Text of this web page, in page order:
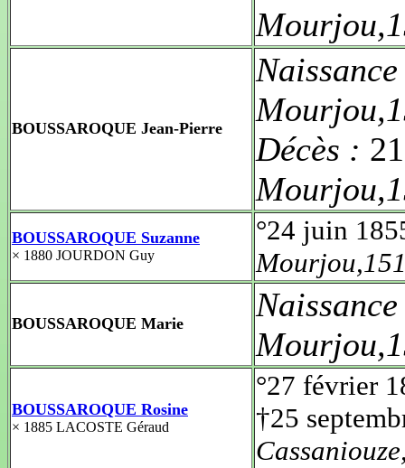
BOUSSAROQUE Jean-Pierre
Décès :
BOUSSAROQUE Suzanne
× 1880 JOURDON Guy
°24 juin
BOUSSAROQUE Marie
BOUSSAROQUE Rosine
× 1885 LACOSTE Géraud
°27 février
†25